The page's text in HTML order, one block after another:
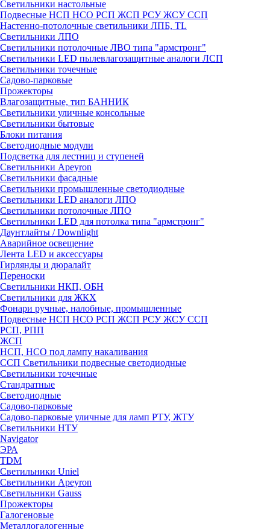
Светильники настольные
Подвесные НСП НСО РСП ЖСП РСУ ЖСУ ССП
Настенно-потолочные светильники ЛПБ, TL
Светильники ЛПО
Светильники потолочные ЛВО типа "армстронг"
Светильники LED пылевлагозащитные аналоги ЛСП
Светильники точечные
Садово-парковые
Прожекторы
Влагозащитные, тип БАННИК
Светильники уличные консольные
Светильники бытовые
Блоки питания
Светодиодные модули
Подсветка для лестниц и ступеней
Светильники Apeyron
Светильники фасадные
Светильники промышленные светодиодные
Светильники LED аналоги ЛПО
Светильники потолочные ЛПО
Светильники LED для потолка типа "армстронг"
Даунтлайты / Downlight
Аварийное освещение
Лента LED и аксессуары
Гирлянды и дюралайт
Переноски
Светильники НКП, ОБН
Светильники для ЖКХ
Фонари ручные, налобные, промышленные
Подвесные НСП НСО РСП ЖСП РСУ ЖСУ ССП
РСП, РПП
ЖСП
НСП, НСО под лампу накаливания
ССП Светильники подвесные светодиодные
Светильники точечные
Стандратные
Светодиодные
Садово-парковые
Садово-парковые уличные для ламп РТУ, ЖТУ
Светильники НТУ
Navigator
ЭРА
TDM
Светильники Uniel
Светильники Apeyron
Светильники Gauss
Прожекторы
Галогеновые
Металлогалогенные